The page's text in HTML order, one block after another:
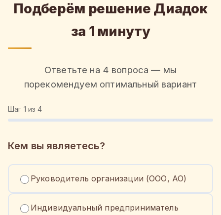
Подберём решение Диадок
за 1 минуту
Ответьте на 4 вопроса — мы
порекомендуем оптимальный вариант
Шаг 1 из 4
Кем вы являетесь?
Руководитель организации (ООО, АО)
Индивидуальный предприниматель